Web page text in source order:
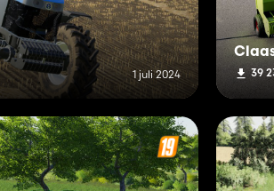
1 juli 2024 39